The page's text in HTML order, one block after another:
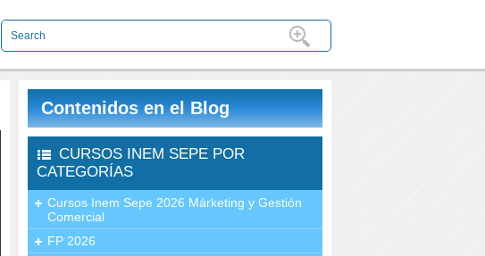
Contenidos en el Blog
CURSOS INEM SEPE POR
CATEGORÍAS
Cursos Inem Sepe 2026 Márketing y Gestión
Comercial
FP 2026